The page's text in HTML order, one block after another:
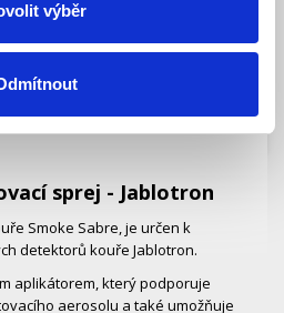
výběr
sprej - Jablotron
Smoke Sabre, je určen k
detektorů kouře Jablotron.
aplikátorem, který podporuje
aerosolu a také umožňuje